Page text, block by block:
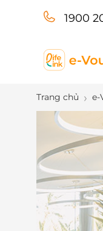
1900
Trang chủ e-